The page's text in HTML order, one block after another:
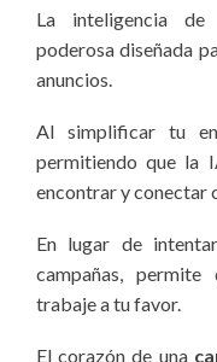
La inteligencia de
poderosa diseñada
anuncios.
Al simplificar tu
permitiendo que la
encontrar y conectar
En lugar de
campañas,
trabaje a tu favor.
El corazón de una